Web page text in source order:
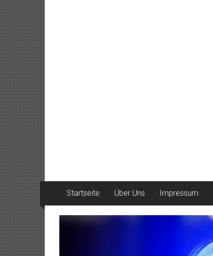
Startseite Über Uns Impressum